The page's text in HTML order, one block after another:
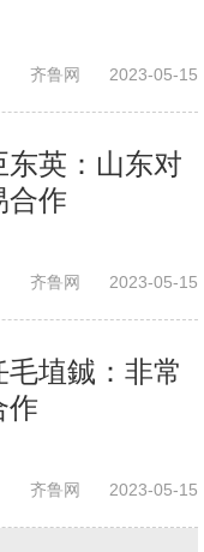
齐鲁网 2023-05-15
英：山东对
合作
齐鲁网 2023-05-15
埴鋮：非常
作
齐鲁网 2023-05-15